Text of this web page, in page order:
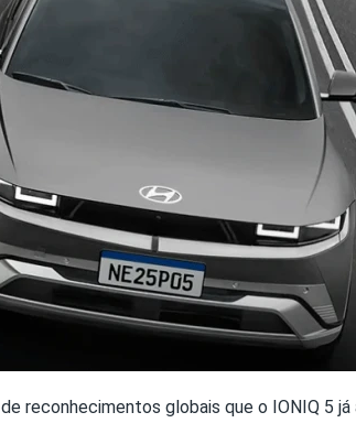
reconhecimentos globais que o IONIQ 5